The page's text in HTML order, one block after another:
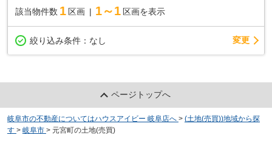
該当物件数 1 区画 1～1 区画を表示
絞り込み条件： なし 変更
ページトップへ
岐阜市の不動産についてはハウスアイビー 岐阜店へ > (土地(売買))地域から探
す > 岐阜市 > 元宮町の土地(売買)